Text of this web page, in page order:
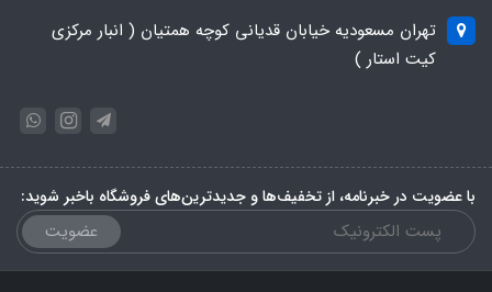
تهران مسعودیه خیابان قدیانی کوچه همتیان ( انبار مرکزی
کیت استار )
با عضویت در خبرنامه، از تخفیف‌ها و جدیدترین‌های فروشگاه باخبر شوید:
عضویت